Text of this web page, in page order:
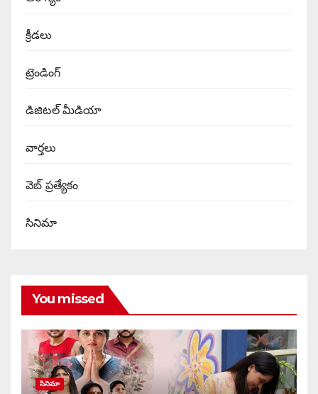
క్రీడలు
ట్రెండింగ్
డిజిటల్ మీడియా
వార్త‌లు
వెబ్ ప్రత్యేకం
సినిమా
You missed
సినిమా